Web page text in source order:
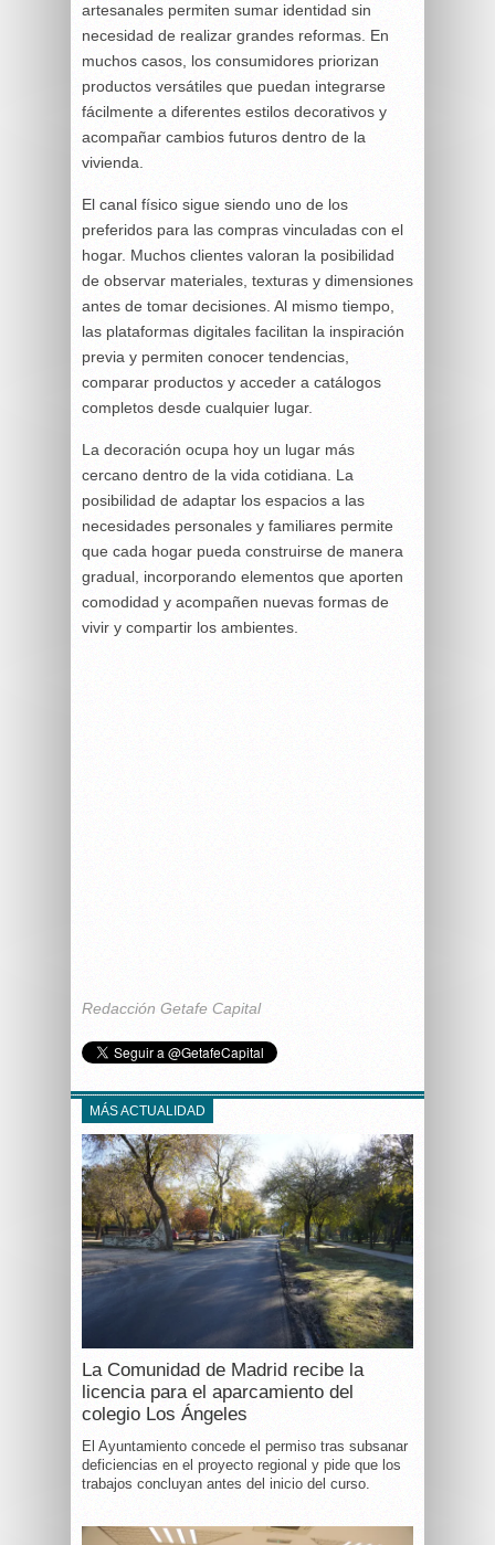
artesanales permiten sumar identidad sin
necesidad de realizar grandes reformas. En
muchos casos, los consumidores priorizan
productos versátiles que puedan integrarse
fácilmente a diferentes estilos decorativos y
acompañar cambios futuros dentro de la
vivienda.
El canal físico sigue siendo uno de los
preferidos para las compras vinculadas con el
hogar. Muchos clientes valoran la posibilidad
de observar materiales, texturas y dimensiones
antes de tomar decisiones. Al mismo tiempo,
las plataformas digitales facilitan la inspiración
previa y permiten conocer tendencias,
comparar productos y acceder a catálogos
completos desde cualquier lugar.
La decoración ocupa hoy un lugar más
cercano dentro de la vida cotidiana. La
posibilidad de adaptar los espacios a las
necesidades personales y familiares permite
que cada hogar pueda construirse de manera
gradual, incorporando elementos que aporten
comodidad y acompañen nuevas formas de
vivir y compartir los ambientes.
Redacción Getafe Capital
MÁS ACTUALIDAD
La Comunidad de Madrid recibe la
licencia para el aparcamiento del
colegio Los Ángeles
El Ayuntamiento concede el permiso tras subsanar
deficiencias en el proyecto regional y pide que los
trabajos concluyan antes del inicio del curso.